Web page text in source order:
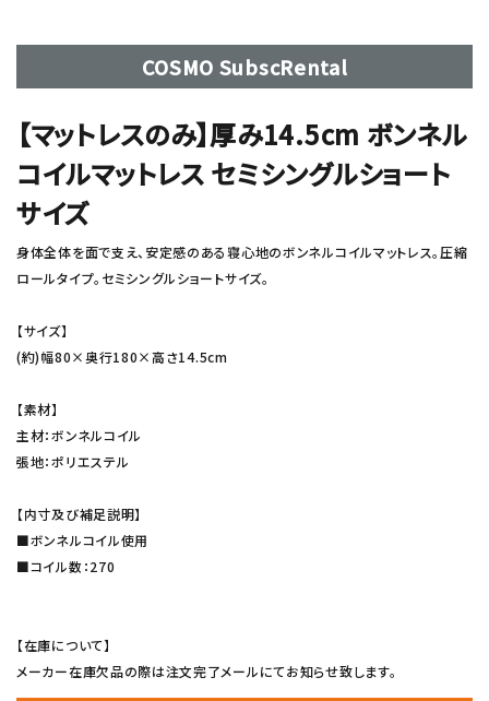
COSMO SubscRental
【マットレスのみ】厚み14.5cm ボンネル
コイルマットレス セミシングルショート
サイズ
身体全体を面で支え、安定感のある寝心地のボンネルコイルマットレス。圧縮
ロールタイプ。セミシングルショートサイズ。
【サイズ】
(約)幅80×奥行180×高さ14.5cm
【素材】
主材：ボンネルコイル
張地：ポリエステル
【内寸及び補足説明】
■ボンネルコイル使用
■コイル数：270
【在庫について】
メーカー在庫欠品の際は注文完了メールにてお知らせ致します。